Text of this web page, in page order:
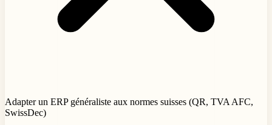
Adapter un ERP généraliste aux normes suisses (QR, TVA AFC,
SwissDec)